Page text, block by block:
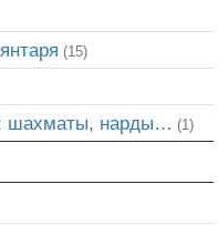
(15)
шахматы, нарды… (1)